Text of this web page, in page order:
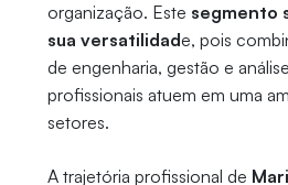
organização. Este segmento
sua versatilidade, pois
de engenharia, gestão e
profissionais atuem em uma
setores.
A trajetória profissional de